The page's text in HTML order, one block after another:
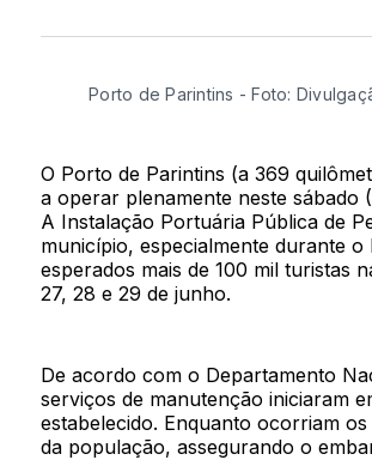
Porto de Parintins - Foto:
O Porto de Parintins (a 369
a operar plenamente neste sábado
A Instalação Portuária Pública de
município, especialmente durante
esperados mais de 100 mil turistas
27, 28 e 29 de junho.
De acordo com o Departamento
serviços de manutenção iniciaram
estabelecido. Enquanto ocorriam
da população, assegurando o